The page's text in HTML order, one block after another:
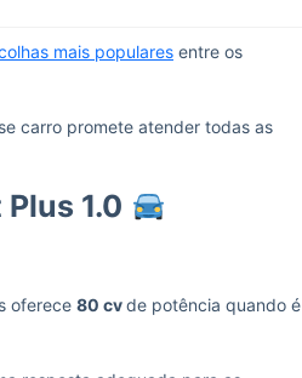
mais populares entre os
carro promete atender todas as
1.0
oferece 80 cvde potência quando é